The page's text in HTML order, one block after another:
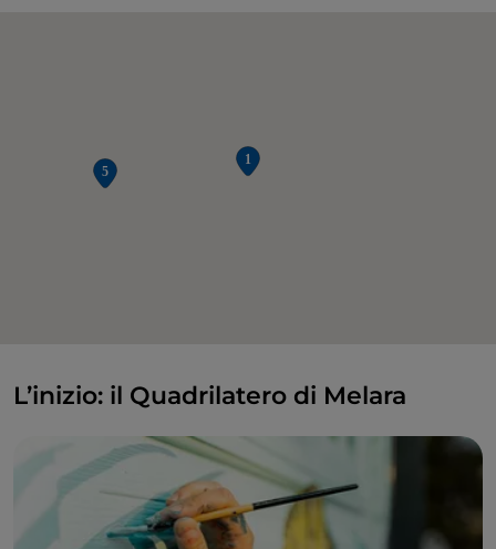
L’inizio: il Quadrilatero di Melara